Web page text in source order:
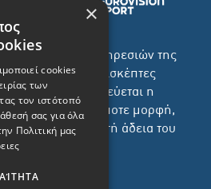
και των υπηρεσιών της
στους επισκέπτες
χρήση. Απαγορεύεται η
του, σε οποιοδήποτε μορφή,
και χωρίς γραπτή άδεια του
×
cookies
των
τον ιστότοπό
σας για όλα
Πολιτική μας